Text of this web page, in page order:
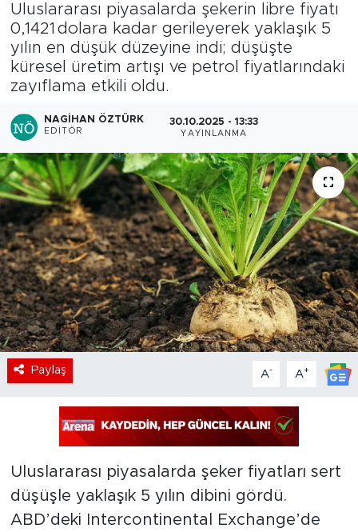
Uluslararası piyasalarda şekerin libre fiyatı
0,1421 dolara kadar gerileyerek yaklaşık 5
yılın en düşük düzeyine indi; düşüşte
küresel üretim artışı ve petrol fiyatlarındaki
zayıflama etkili oldu.
NAGIHAN ÖZTÜRK
EDITÖR
30.10.2025 - 13:33
YAYINLANMA
Paylaş A- A+
Uluslararası piyasalarda şeker fiyatları sert
düşüşle yaklaşık 5 yılın dibini gördü.
ABD’deki Intercontinental Exchange’de
Tüm Manşetler
Son Dakika Haberleri
Haber Arşivi